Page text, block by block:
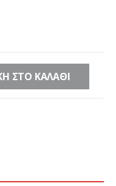
ΣΤΟ ΚΑΛΆΘΙ